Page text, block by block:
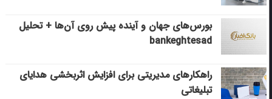
بورس‌های جهان و آینده پیش روی آن‌ها + تحلیل
bankeghtesad
راهکارهای مدیریتی برای افزایش اثربخشی هدایای
تبلیغاتی